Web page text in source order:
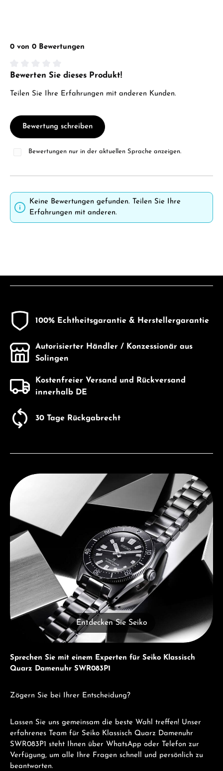
0 von 0 Bewertungen
Durchschnittliche Bewertung von 0 von 5 Sternen
Bewerten Sie dieses Produkt!
Teilen Sie Ihre Erfahrungen mit anderen Kunden.
Bewertung schreiben
Bewertungen nur in der aktuellen Sprache anzeigen.
Keine Bewertungen gefunden. Teilen Sie Ihre
Erfahrungen mit anderen.
100% Echtheitsgarantie & Herstellergarantie
Autorisierter Händler / Konzessionär aus
Solingen
Kostenfreier Versand und Rückversand
innerhalb DE
30 Tage Rückgabrecht
Entdecken Sie Seiko
Entdecken Sie Seiko
Sprechen Sie mit einem Experten für Seiko Klassisch
Quarz Damenuhr SWR083P1
Zögern Sie bei Ihrer Entscheidung?
Lassen Sie uns gemeinsam die beste Wahl treffen! Unser
erfahrenes Team für Seiko Klassisch Quarz Damenuhr
SWR083P1 steht Ihnen über WhatsApp oder Telefon zur
Verfügung, um alle Ihre Fragen schnell und persönlich zu
beantworten.